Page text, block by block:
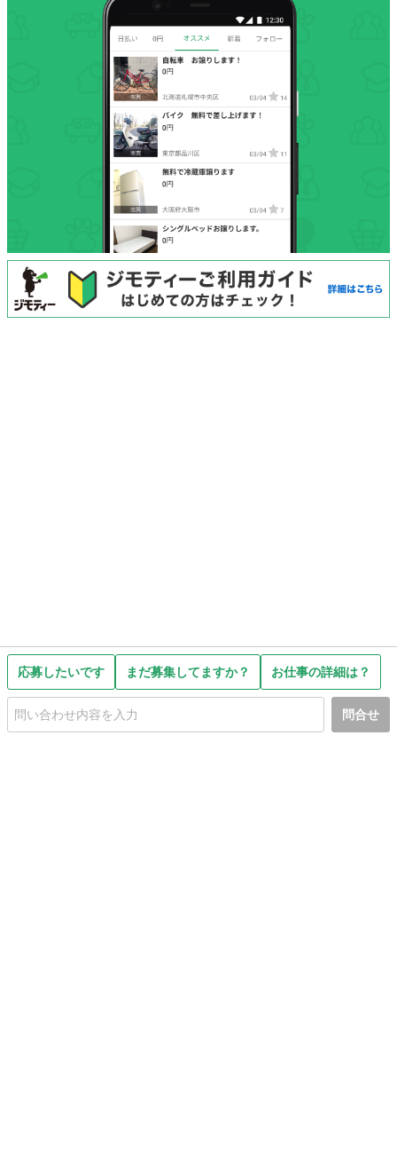
応募したいです まだ募集してますか？ お仕事の詳細は？
問合せ